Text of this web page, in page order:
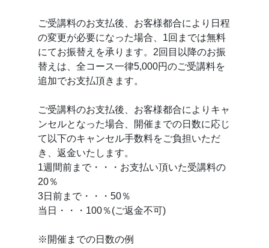
ご受講料のお支払後、お客様都合により日程
の変更が必要になった場合、1回までは無料
にてお振替えを承ります。2回目以降のお振
替えは、全コース一律5,000円のご受講料を
追加でお支払頂きます。
ご受講料のお支払後、お客様都合によりキャ
ンセルとなった場合、開催までの日数に応じ
て以下のキャンセル手数料をご負担いただ
き、返金いたします。
1週間前まで・・・お支払い頂いた受講料の
20％
3日前まで・・・50％
当日・・・100％(ご返金不可)
※開催までの日数の例